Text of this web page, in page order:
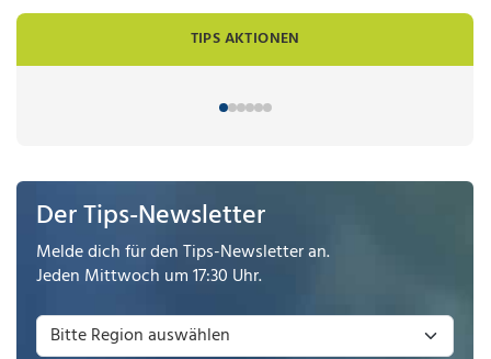
TIPS AKTIONEN
Der Tips-Newsletter
Melde dich für den Tips-Newsletter an.
Jeden Mittwoch um 17:30 Uhr.